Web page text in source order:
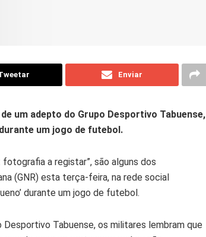
Enviar
um adepto do Grupo Desportivo Tabuense,
um jogo de futebol.
a registar”, são alguns dos
(GNR) esta terça-feira, na rede social
durante um jogo de futebol.
Desportivo Tabuense, os militares lembram que